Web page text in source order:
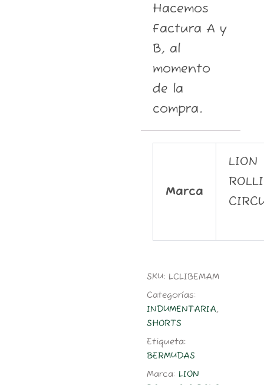
Hacemos
Factura A y
B, al
momento
de la
compra.
Marca
LION
SKU: LCLIBEMAM
Categorías:
INDUMENTARIA,
SHORTS
Etiqueta:
BERMUDAS
Marca:LION